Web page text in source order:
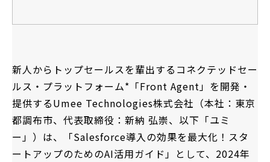
新人からトップセールスを輩出するコネクテッドセー
ルス・プラットフォーム*「Front Agent」を開発・
提供するUmee Technologies株式会社（本社：東京
都調布市、代表取締役：新納 弘崇、以下「ユミ
ー」）は、「Salesforce導入の効果を最大化！スタ
ートアップのためのAI活用ガイド」として、2024年